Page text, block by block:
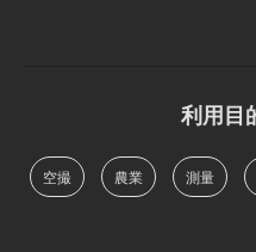
利用目
空撮 農業 測量